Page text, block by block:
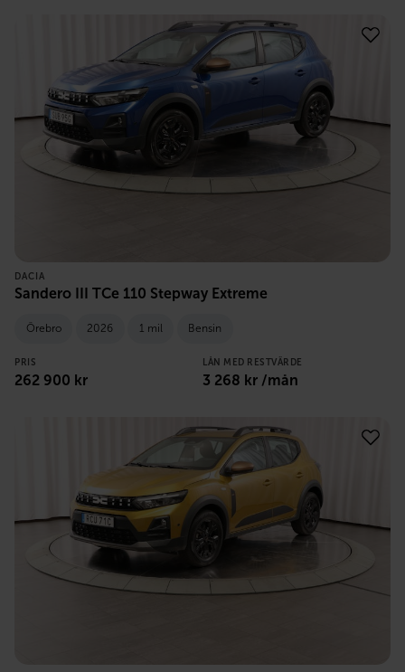
DACIA
Sandero III TCe 110 Stepway Extreme
Örebro 2026 1 mil Bensin
PRIS
262 900 kr
LÅN MED RESTVÄRDE
3 268 kr /mån